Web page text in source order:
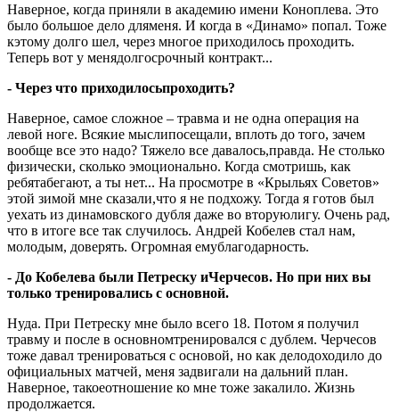
Наверное, когда приняли в академию имени Коноплева. Это
было большое дело дляменя. И когда в «Динамо» попал. Тоже
кэтому долго шел, через многое приходилось проходить.
Теперь вот у менядолгосрочный контракт...
- Через что приходилосьпроходить?
Наверное, самое сложное – травма и не одна операция на
левой ноге. Всякие мыслипосещали, вплоть до того, зачем
вообще все это надо? Тяжело все давалось,правда. Не столько
физически, сколько эмоционально. Когда смотришь, как
ребятабегают, а ты нет... На просмотре в «Крыльях Советов»
этой зимой мне сказали,что я не подхожу. Тогда я готов был
уехать из динамовского дубля даже во вторуюлигу. Очень рад,
что в итоге все так случилось. Андрей Кобелев стал нам,
молодым, доверять. Огромная емублагодарность.
- До Кобелева были Петреску иЧерчесов. Но при них вы
только тренировались с основной.
Нуда. При Петреску мне было всего 18. Потом я получил
травму и после в основномтренировался с дублем. Черчесов
тоже давал тренироваться с основой, но как делодоходило до
официальных матчей, меня задвигали на дальний план.
Наверное, такоеотношение ко мне тоже закалило. Жизнь
продолжается.